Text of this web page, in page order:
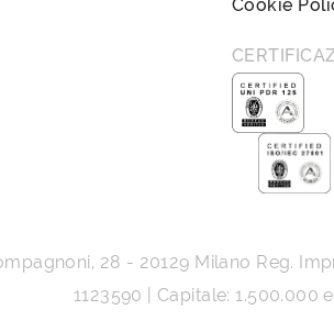
Cookie
28 - 20129 Milano Reg.
1123590 | Capitale: 1.500.000